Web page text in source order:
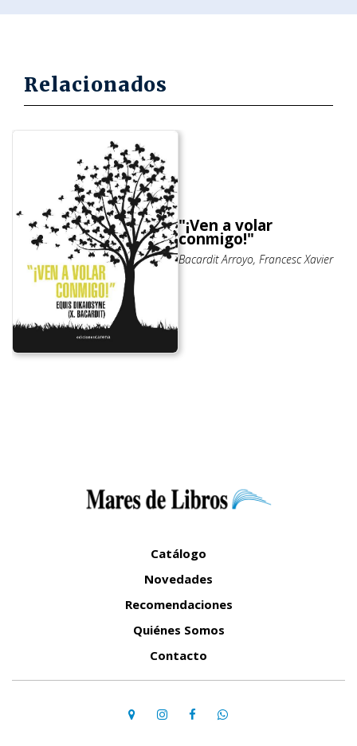
Relacionados
"¡Ven a volar
conmigo!"
Bacardit Arroyo, Francesc Xavier
Catálogo
Novedades
Recomendaciones
Quiénes Somos
Contacto